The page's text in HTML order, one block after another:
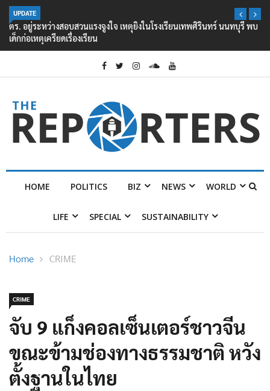
UPDATE
ตร. อยู่ระหว่างสอบสวนแรงจูงใจ เหตุยิงในโรงเรียนเทพศิรินทร์ นนทบุรี พบ
เด็กก่อเหตุเครียดเรื่องเรียน
HOME POLITICS BIZ NEWS WORLD
LIFE SPECIAL SUSTAINABILITY
Home CRIME
CRIME
จับ 9 แก็งคอลเซ็นเตอร์ชาวจีน
ขณะข้ามช่องทางธรรมชาติ หวัง
ตั้งฐานในไทย